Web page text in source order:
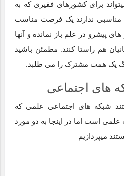
برای کشورهای فقیری که به
مناسبی ندارند یک فرصت مناسب
پیشرو در علم باز نمانده و آنها
هم راستا کنند. مطمئن باشید
یک همت مشترک را می طلبد.
های اجتماعی
شبکه های اجتماعی علمی که
است اما در اینجا به دو مورد
میپردازیم